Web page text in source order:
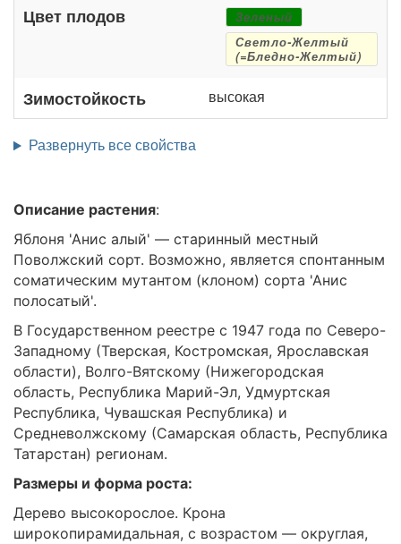
Цвет плодов
Зеленый
Светло-Желтый
(=Бледно-Желтый)
Зимостойкость высокая
Развернуть все свойства
Описание растения:
Яблоня 'Анис алый' — старинный местный
Поволжский сорт. Возможно, является спонтанным
соматическим мутантом (клоном) сорта 'Анис
полосатый'.
В Государственном реестре с 1947 года по Северо-
Западному (Тверская, Костромская, Ярославская
области), Волго-Вятскому (Нижегородская
область, Республика Марий-Эл, Удмуртская
Республика, Чувашская Республика) и
Средневолжскому (Самарская область, Республика
Татарстан) регионам.
Размеры и форма роста:
Дерево высокорослое. Крона
широкопирамидальная, с возрастом — округлая,